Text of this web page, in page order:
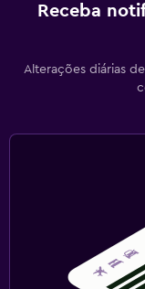
Receba
Alterações diárias